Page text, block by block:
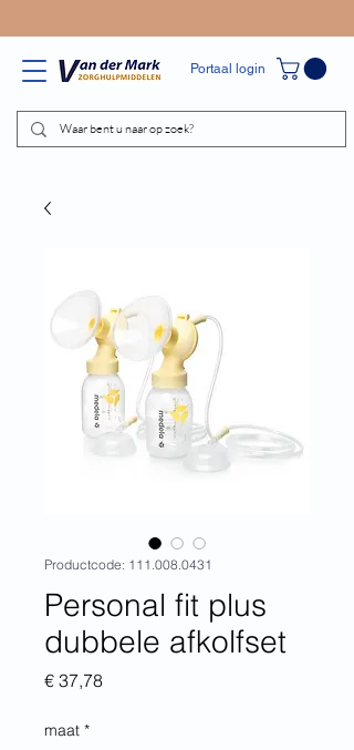
Portaal login
Productcode: 111.008.0431
Personal fit plus
dubbele afkolfset
€ 37,78Prijs
maat *